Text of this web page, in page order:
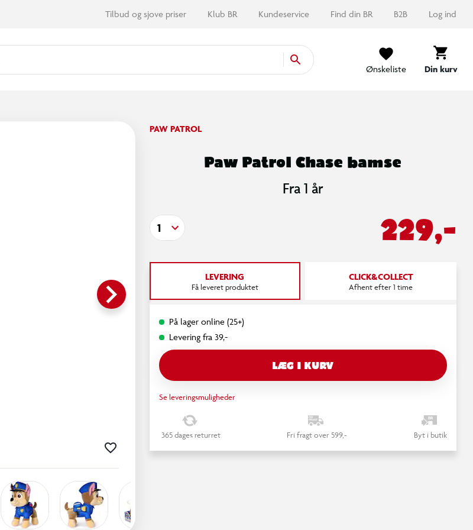
Tilbud og sjove priser Klub BR Kundeservice Find din BR B2B Log ind
Ønskeliste
Din kurv
keyboard_arrow_right
PAW PATROL
Paw Patrol Chase bamse
Fra 1 år
229,-
1
LEVERING
Få leveret produktet
CLICK&COLLECT
Afhent efter 1 time
På lager online (25+)
Levering fra 39,-
LÆG I KURV
Se leveringsmuligheder
365 dages returret Fri fragt over 599,- Byt i butik